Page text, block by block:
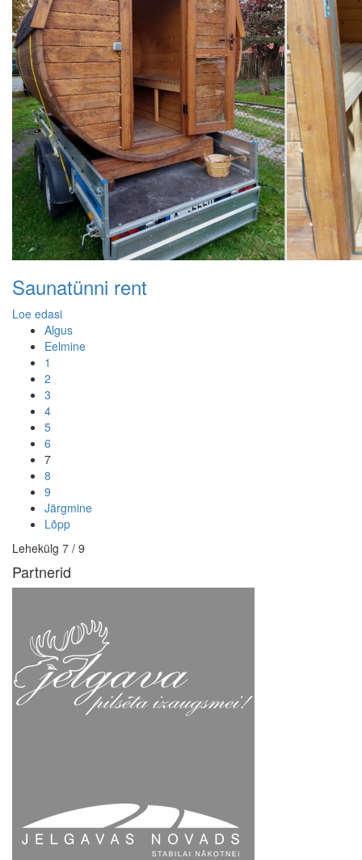
Saunatünni rent
Loe edasi
Algus
Eelmine
1
2
3
4
5
6
7
8
9
Järgmine
Lõpp
Lehekülg 7 / 9
Partnerid